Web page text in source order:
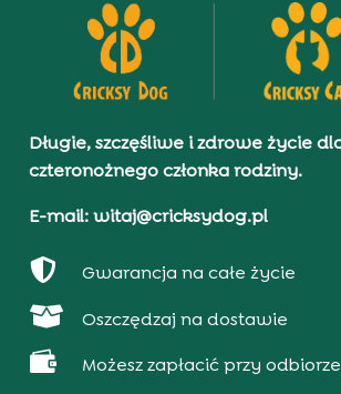
Długie, szczęśliwe i zdrowe życie
czteronożnego członka rodziny.
E-mail: witaj@cricksydog.pl
 Gwarancja na całe życie
 Oszczędzaj na dostawie
 Możesz zapłacić przy odbiorze